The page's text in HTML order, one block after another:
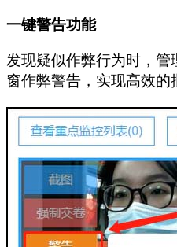
一键警告功能
发现疑似作弊行为时，
窗作弊警告，实现高效的